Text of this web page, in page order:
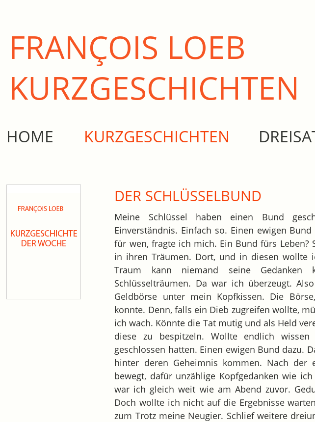
FRANÇOIS LOEB
KURZ­GESCHICHTEN
HOME KURZGESCHICHTEN
DER SCHLÜSSELBUND
Meine Schlüssel haben einen Bund
Einverständnis. Einfach so. Einen ewigen
für wen, fragte ich mich. Ein Bund fürs
in ihren Träumen. Dort, und in diesen wollte
Traum kann niemand seine Gedanken
Schlüsselträumen. Da war ich überzeugt.
Geldbörse unter mein Kopfkissen. Die
konnte. Denn, falls ein Dieb zugreifen wollte,
ich wach. Könnte die Tat mutig und als Held
diese zu bespitzeln. Wollte endlich
geschlossen hatten. Einen ewigen Bund dazu.
hinter deren Geheimnis kommen. Nach
bewegt, dafür unzählige Kopfgedanken wie
war ich gleich weit wie am Abend zuvor.
Doch wollte ich nicht auf die Ergebnisse
zum Trotz meine Neugier. Schlief weitere